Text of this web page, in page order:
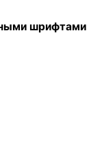
шрифтами